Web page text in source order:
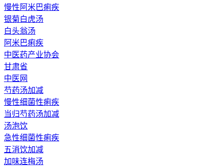
慢性阿米巴痢疾
银菊白虎汤
白头翁汤
阿米巴痢疾
中医药产业协会
甘肃省
中医网
芍药汤加减
慢性细菌性痢疾
当归芍药汤加减
汤泡饮
急性细菌性痢疾
五消饮加减
加味连梅汤